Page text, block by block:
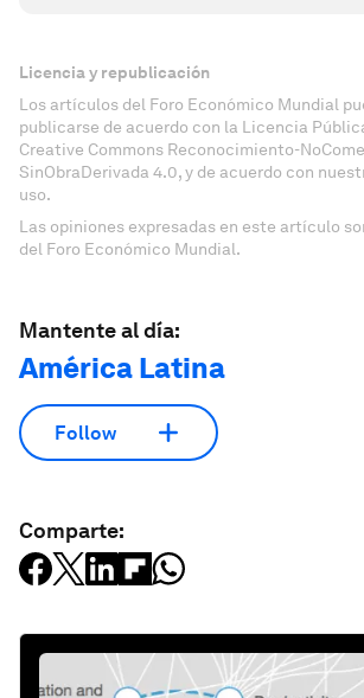
Licencia y republicación
Los artículos del Foro Económico Mundial
publicarse de acuerdo con la Licencia
Creative Commons Reconocimiento-
SinObraDerivada 4.0, y de acuerdo con
uso.
Las opiniones expresadas en este artículo
del Foro Económico Mundial.
Mantente al día:
América Latina
Follow
Comparte: